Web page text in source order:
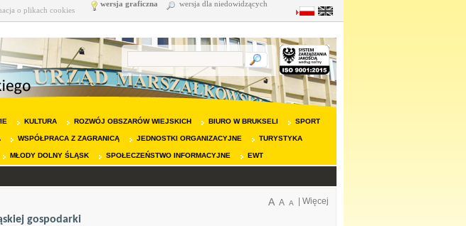
o plikach cookies
wersja graficzna wersja dla niedowidzących
KULTURA ROZWÓJ OBSZARÓW WIEJSKICH BIURO W BRUKSELI SPORT
WSPÓŁPRACA Z ZAGRANICĄ JEDNOSTKI ORGANIZACYJNE TURYSTYKA
MŁODY DOLNY ŚLĄSK SPOŁECZEŃSTWO INFORMACYJNE EWT
Więcej
A A A
gospodarki